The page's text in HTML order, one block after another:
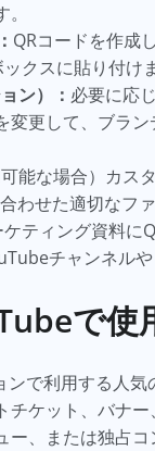
QRコードを作成
クスに貼り付けま
ン）： 必要に応
更して、ブラ
可能な場合）カ
わせた適切なフ
ティング資料に
チャンネル
で使
で利用する人
チケット、バナ
、または独占コ